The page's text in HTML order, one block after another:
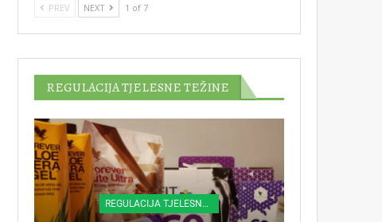
PREV NEXT 1 of 7
REGULACIJA TJELESNE TEŽINE
REGULACIJA TJELESNE TEŽINE